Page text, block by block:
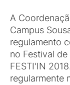
A
Campus
regulamento
no Festival
FESTI'IN
regularmente